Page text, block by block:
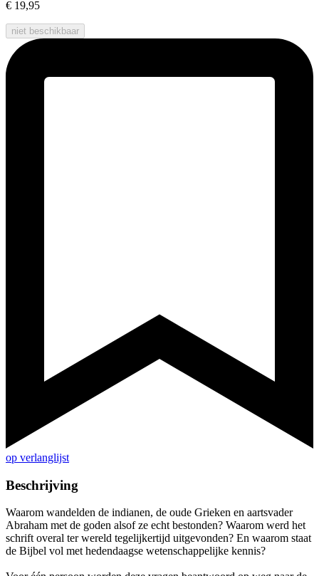
€ 19,95
niet beschikbaar
op verlanglijst
Beschrijving
Waarom wandelden de indianen, de oude Grieken en aartsvader
Abraham met de goden alsof ze echt bestonden? Waarom werd het
schrift overal ter wereld tegelijkertijd uitgevonden? En waarom staat
de Bijbel vol met hedendaagse wetenschappelijke kennis?